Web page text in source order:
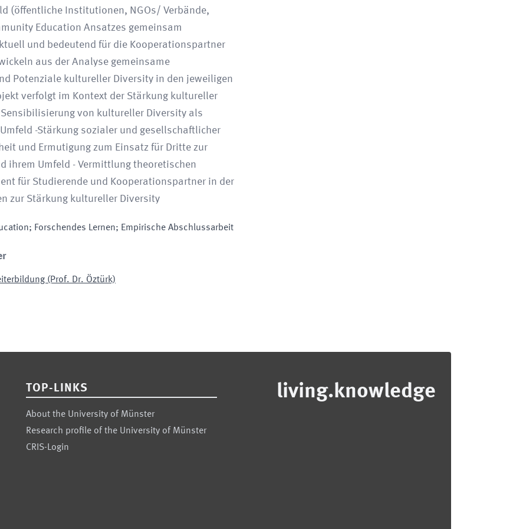
(öffentliche Institutionen, NGOs/ Verbände,
Education Ansatzes gemeinsam
und bedeutend für die Kooperationspartner
aus der Analyse gemeinsame
Potenziale kultureller Diversity in den jeweiligen
verfolgt im Kontext der Stärkung kultureller
von kultureller Diversity als
-Stärkung sozialer und gesellschaftlicher
und Ermutigung zum Einsatz für Dritte zur
ihrem Umfeld - Vermittlung theoretischen
für Studierende und Kooperationspartner in der
zur Stärkung kultureller Diversity
Forschendes Lernen; Empirische Abschlussarbeit
(Prof. Dr. Öztürk)
TOP-LINKS
About the University of Münster
Research profile of the University of Münster
CRIS-Login
living.knowledge